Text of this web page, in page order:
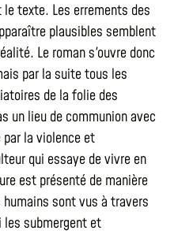
texte. Les errements des
plausibles semblent
Le roman s'ouvre donc
par la suite tous les
de la folie des
un lieu de communion avec
par la violence et
qui essaye de vivre en
est présenté de manière
sont vus à travers
les submergent et